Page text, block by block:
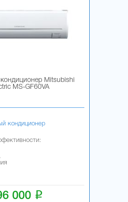
Mitsubishi
MS-GF60VA
кондиционер
000 i